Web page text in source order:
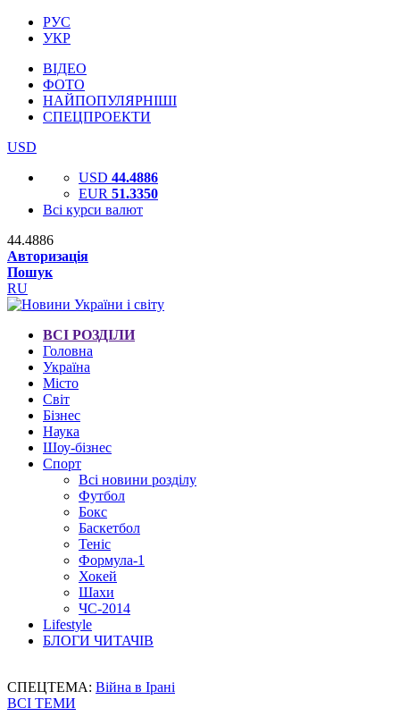
РУС
УКР
ВІДЕО
ФОТО
НАЙПОПУЛЯРНІШІ
СПЕЦПРОЕКТИ
USD
USD 44.4886
EUR 51.3350
Всі курси валют
44.4886
Авторизація
Пошук
RU
ВСІ РОЗДІЛИ
Головна
Україна
Місто
Світ
Бізнес
Наука
Шоу-бізнес
Спорт
Всі новини розділу
Футбол
Бокс
Баскетбол
Теніс
Формула-1
Хокей
Шахи
ЧС-2014
Lifestyle
БЛОГИ ЧИТАЧІВ
СПЕЦТЕМА: Війна в Ірані
ВСІ ТЕМИ